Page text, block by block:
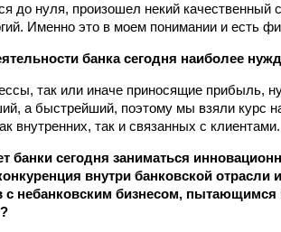
до нуля, произошел некий качественный
Именно это в моем понимании и есть
банка сегодня наиболее
так или иначе приносящие прибыль,
а быстрейший, поэтому мы взяли курс
внутренних, так и связанных с клиентами.
банки сегодня заниматься
внутри банковской отрасли
с небанковским бизнесом,